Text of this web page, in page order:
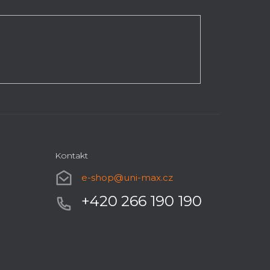
Kontakt
e-shop@uni-max.cz
+420 266 190 190